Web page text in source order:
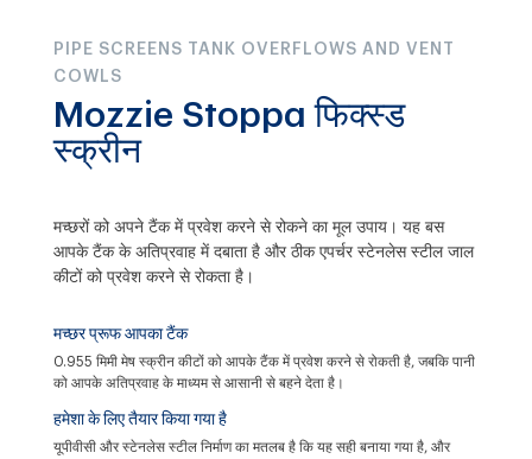
PIPE SCREENS TANK OVERFLOWS AND VENT
COWLS
Mozzie Stoppa फिक्स्ड
स्क्रीन
मच्छरों को अपने टैंक में प्रवेश करने से रोकने का मूल उपाय। यह बस
आपके टैंक के अतिप्रवाह में दबाता है और ठीक एपर्चर स्टेनलेस स्टील जाल
कीटों को प्रवेश करने से रोकता है।
मच्छर प्रूफ आपका टैंक
0.955 मिमी मेष स्क्रीन कीटों को आपके टैंक में प्रवेश करने से रोकती है, जबकि पानी
को आपके अतिप्रवाह के माध्यम से आसानी से बहने देता है।
हमेशा के लिए तैयार किया गया है
यूपीवीसी और स्टेनलेस स्टील निर्माण का मतलब है कि यह सही बनाया गया है, और